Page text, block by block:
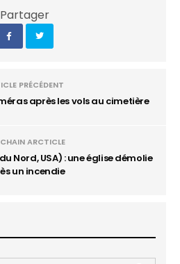
Partager
PRÉCÉDENT
après les vols au cimetière
ARCTICLE
Nord, USA) : une église démolie
un incendie